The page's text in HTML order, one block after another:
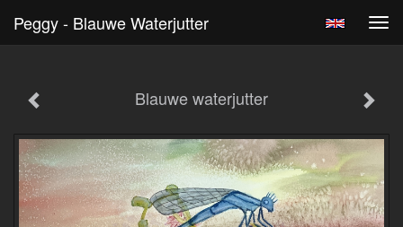
Peggy - Blauwe Waterjutter
Blauwe waterjutter